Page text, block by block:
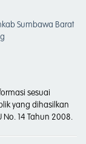
Sumbawa Barat
sesuai
yang dihasilkan
No. 14 Tahun 2008.